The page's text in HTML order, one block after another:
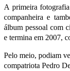
A primeira
companheira e
álbum pessoal com
e termina em 2007,
Pelo meio, podiam
compatriota Pedro